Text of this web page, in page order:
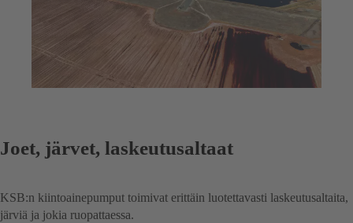
Joet, järvet, laskeutusaltaat
KSB:n kiintoainepumput toimivat erittäin luotettavasti laskeutusaltaita,
järviä ja jokia ruopattaessa.